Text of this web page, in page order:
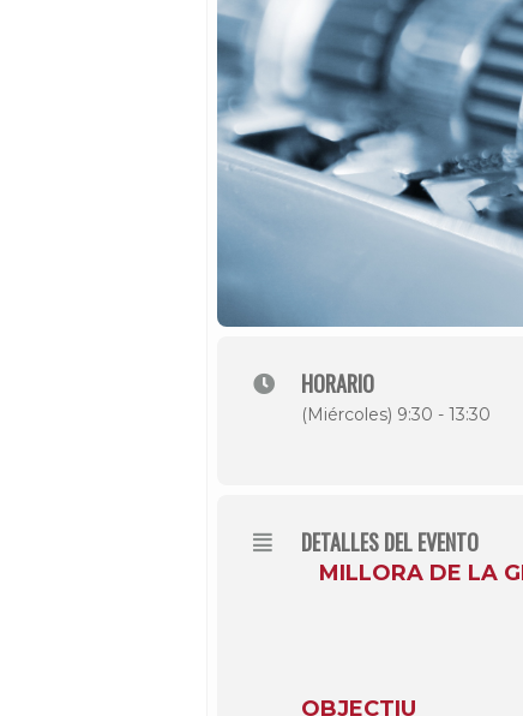
HORARIO
(Miércoles) 9:30 - 13:30
DETALLES DEL EVENTO
MILLORA DE LA
OBJECTIU